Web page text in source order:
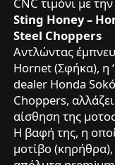
CNC τιμόνι με
Sting Honey –
Steel Choppers
Αντλώντας
Hornet (Σφήκα), η
dealer Honda
Choppers,
αίσθηση της
Η βαφή της, η
μοτίβο